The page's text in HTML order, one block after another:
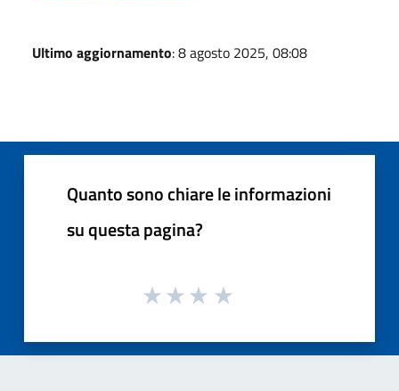
Ultimo aggiornamento: 8 agosto 2025, 08:08
Quanto sono chiare le informazioni
su questa pagina?